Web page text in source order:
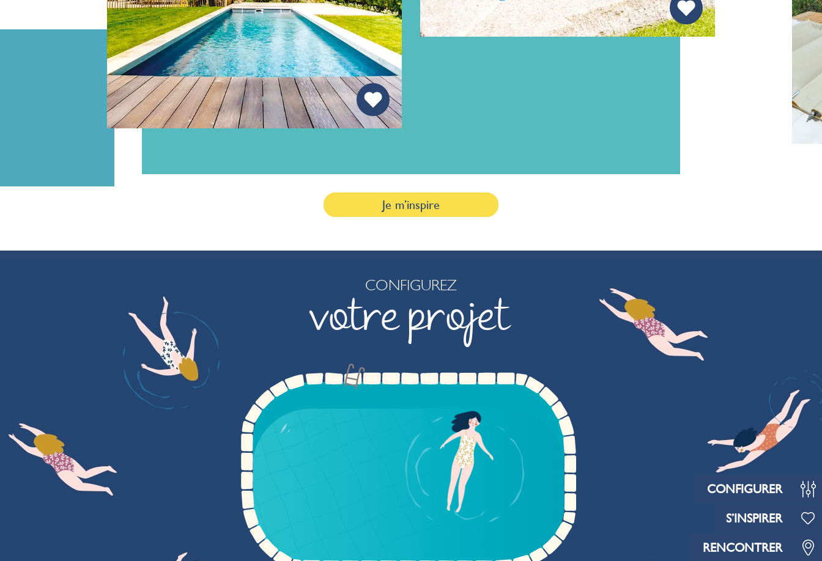
Je m’inspire
CONFIGUREZ
votre projet
CONFIGURER
S’INSPIRER
RENCONTRER